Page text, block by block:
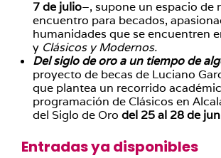
7 de julio–, supone un espacio de
encuentro para becados,
humanidades que se encuentren
y Clásicos y Modernos.
Del siglo de oro a un tiempo de
proyecto de becas de Luciano
que plantea un recorrido
programación de Clásicos en
del Siglo de Oro del 25 al 28 de
Entradas ya disponibles